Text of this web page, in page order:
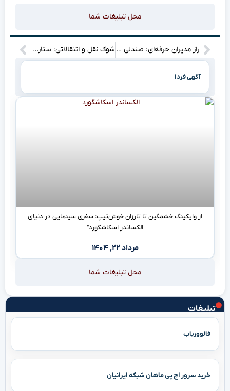
تبلیغات
فالووریاب
خرید سرور اچ پی ماهان شبکه ایرانیان
محل تبلیغات شما
راز مدیران حرفه‌ای: صندلی مدیریت خوب، سرمایه‌ است نه خرج اضافه! شوک نقل و انتقالاتی: ستاره‌ای که معادلات را در دربی تغییر می‌دهد؟”
آگهی فردا
از وایکینگ خشمگین تا تارزان خوش‌تیپ: سفری سینمایی در دنیای
الکساندر اسکاشگورد”
مرداد ۲۲, ۱۴۰۴
محل تبلیغات شما